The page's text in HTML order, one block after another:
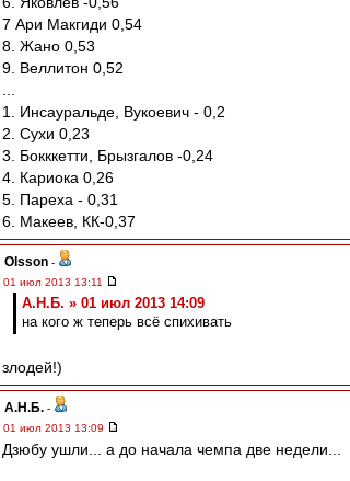
7 Ари Макгиди 0,54
8. Жано 0,53
9. Веллитон 0,52
1. Инсауральде, Вукоевич - 0,2
2. Сухи 0,23
3. Бокккетти, Брызгалов -0,24
4. Кариока 0,26
5. Пареха - 0,31
6. Макеев, КК-0,37
Olsson -
01 июл 2013 13:11
А.Н.Б. » 01 июл 2013 14:09
на кого ж теперь всё спихивать
злодей!)
А.Н.Б. -
01 июл 2013 13:09
Дзюбу ушли... а до начала чемпа две недели...